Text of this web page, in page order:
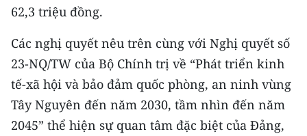
62,3 triệu đồng.
Các nghị quyết nêu trên cùng với Nghị quyết số
23-NQ/TW của Bộ Chính trị về “Phát triển kinh
tế-xã hội và bảo đảm quốc phòng, an ninh vùng
Tây Nguyên đến năm 2030, tầm nhìn đến năm
2045” thể hiện sự quan tâm đặc biệt của Đảng,